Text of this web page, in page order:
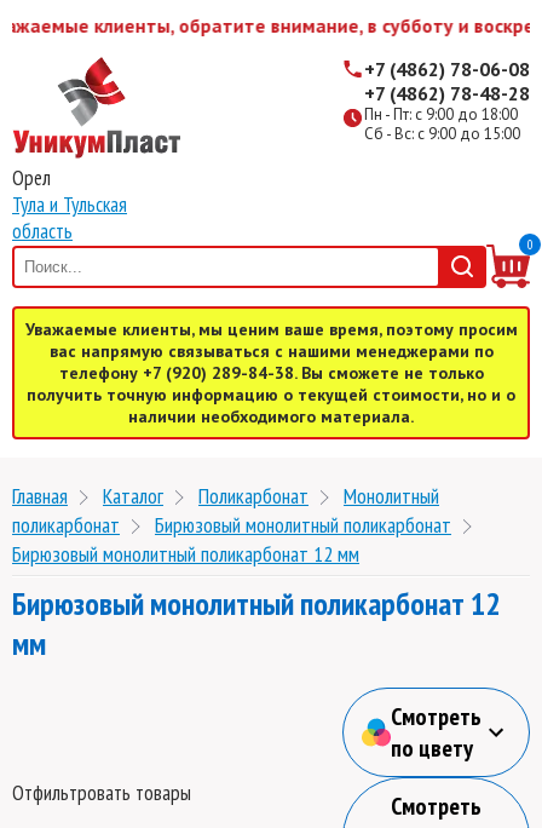
клиенты, обратите внимание, в субботу и
Орел
Тула и Тульская
область
Пн - Пт: с 9:00 до 18:00
Сб - Вс: с 9:00 до 15:00
+7 (4862) 78-06-08
+7 (4862) 78-48-28
0
Уважаемые клиенты, мы ценим ваше время, поэтому просим
вас напрямую связываться с нашими менеджерами по
телефону +7 (920) 289-84-38. Вы сможете не только
получить точную информацию о текущей стоимости, но и о
наличии необходимого материала.
Главная Каталог Поликарбонат
Монолитный
поликарбонат
Бирюзовый монолитный поликарбонат
Бирюзовый монолитный поликарбонат 12 мм
Бирюзовый монолитный поликарбонат 12
мм
Отфильтровать товары
Смотреть
по цвету
Смотреть